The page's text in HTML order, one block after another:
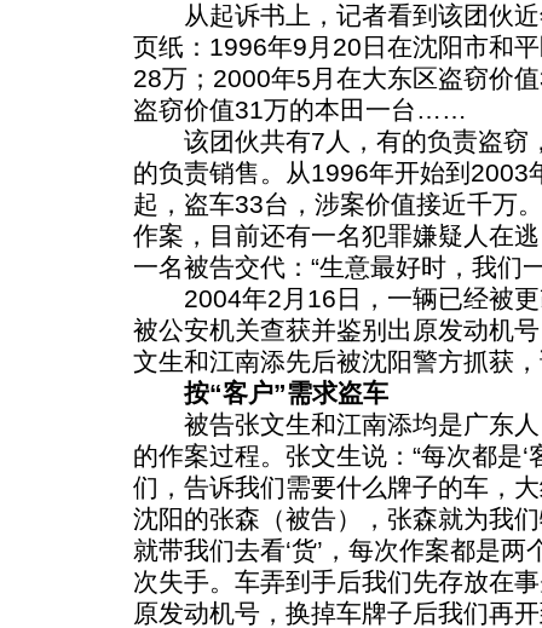
从起诉书上，记者看到该团伙近
页纸：1996年9月20日在沈阳市和
28万；2000年5月在大东区盗窃价
盗窃价值31万的本田一台……
该团伙共有7人，有的负责盗窃
的负责销售。从1996年开始到2003
起，盗车33台，涉案价值接近千万
作案，目前还有一名犯罪嫌疑人在
一名被告交代：“生意最好时，我们
2004年2月16日，一辆已经被更
被公安机关查获并鉴别出原发动机
文生和江南添先后被沈阳警方抓获
按“客户”需求盗车
被告张文生和江南添均是广东人
的作案过程。张文生说：“每次都是‘
们，告诉我们需要什么牌子的车，
沈阳的张森（被告），张森就为我
就带我们去看‘货’，每次作案都是
次失手。车弄到手后我们先存放在
原发动机号，换掉车牌子后我们再